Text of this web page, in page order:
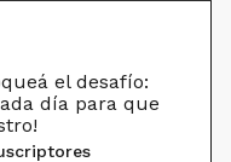
el desafío:
día para que